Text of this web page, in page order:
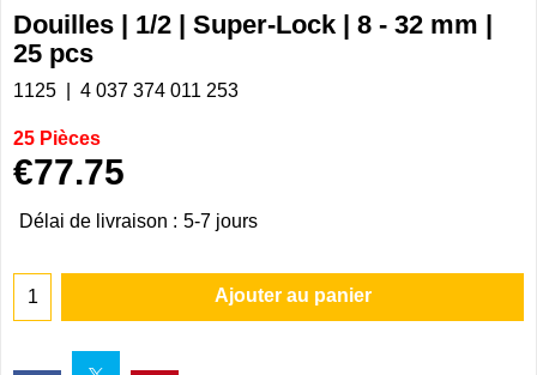
Douilles | 1/2 | Super-Lock | 8 - 32 mm |
25 pcs
1125 4 037 374 011 253
25 Pièces
€77.75
Délai de livraison : 5-7 jours
Ajouter au panier